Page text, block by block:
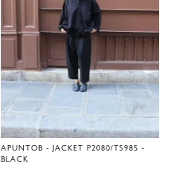
APUNTOB - JACKET P2080/TS985 -
BLACK